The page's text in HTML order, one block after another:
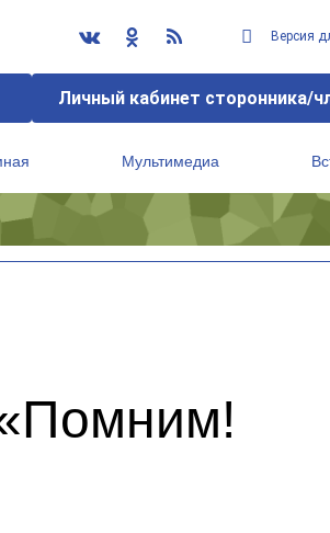
Версия
Личный кабинет сторонника/
Мультимедиа